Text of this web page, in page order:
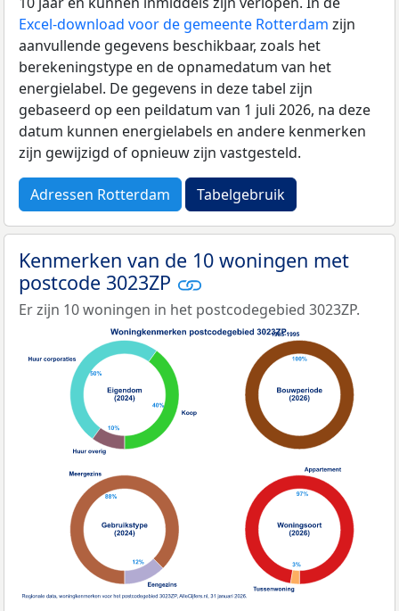
Excel-download voor de gemeente Rotterdam zijn
aanvullende gegevens beschikbaar, zoals het
berekeningstype en de opnamedatum van het
energielabel. De gegevens in deze tabel zijn
gebaseerd op een peildatum van 1 juli 2026, na deze
datum kunnen energielabels en andere kenmerken
zijn gewijzigd of opnieuw zijn vastgesteld.
Adressen Rotterdam Tabelgebruik
Kenmerken van de 10 woningen met
postcode 3023ZP
Er zijn 10 woningen in het postcodegebied 3023ZP.